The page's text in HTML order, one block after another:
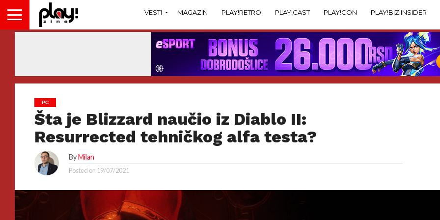
VESTI MAGAZIN PLAY!RETRO PLAY!CAST PLAY!CON PLAY!BIZ INSIDER
PC
Šta je Blizzard naučio iz Diablo II:
Resurrected tehničkog alfa testa?
By Milan
Posted on 19/07/2021